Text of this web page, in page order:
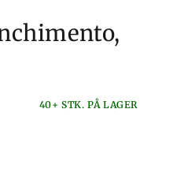
40+ STK. PÅ LAGER